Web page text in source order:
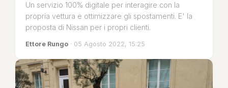
Un servizio 100% digitale per interagire con la
propria vettura e ottimizzare gli spostamenti. E' la
proposta di Nissan per i propri clienti.
Ettore Rungo · 05 Agosto 2022, 15:25